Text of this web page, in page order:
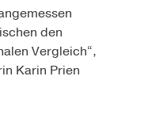
den
Vergleich“,
Karin Prien